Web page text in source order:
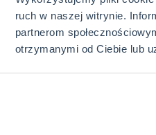
ruch w naszej witrynie.
partnerom
otrzymanymi od Ciebie lub
oleju w motocyklu
eksploatacji.Ogólnie
kilometrów lub raz do roku,
motocykla, np.
zaleca się częstsze
że wraz z każdą wymianą